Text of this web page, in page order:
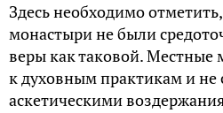
Здесь необходимо
монастыри не были
веры как таковой. Местные
к духовным практикам и не
аскетическими